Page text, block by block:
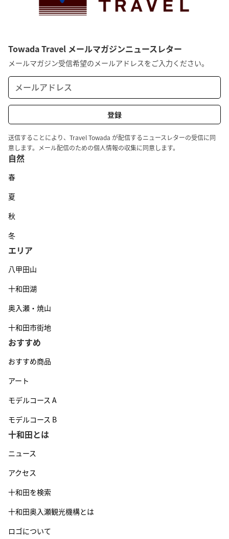
Towada Travel メールマガジンニュースレター
メールマガジン受信希望のメールアドレスをご入力ください。
送信することにより、Travel Towada が配信するニュースレターの受信に同
意します。メール配信のための個人情報の収集に同意します。
自然
春
夏
秋
冬
エリア
八甲田山
十和田湖
奥入瀬・焼山
十和田市街地
おすすめ
おすすめ商品
アート
モデルコース A
モデルコース B
十和田とは
ニュース
アクセス
十和田を検索
十和田奥入瀬観光機構とは
ロゴについて